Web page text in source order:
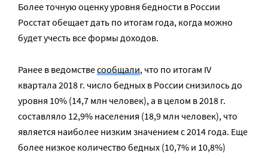
Более точную оценку уровня бедности в России
Росстат обещает дать по итогам года, когда можно
будет учесть все формы доходов.
Ранее в ведомствесообщали, что по итогам IV
квартала 2018 г. число бедных в России снизилось до
уровня 10% (14,7 млн человек), а в целом в 2018 г.
составляло 12,9% населения (18,9 млн человек), что
является наиболее низким значением с 2014 года. Еще
более низкое количество бедных (10,7% и 10,8%)